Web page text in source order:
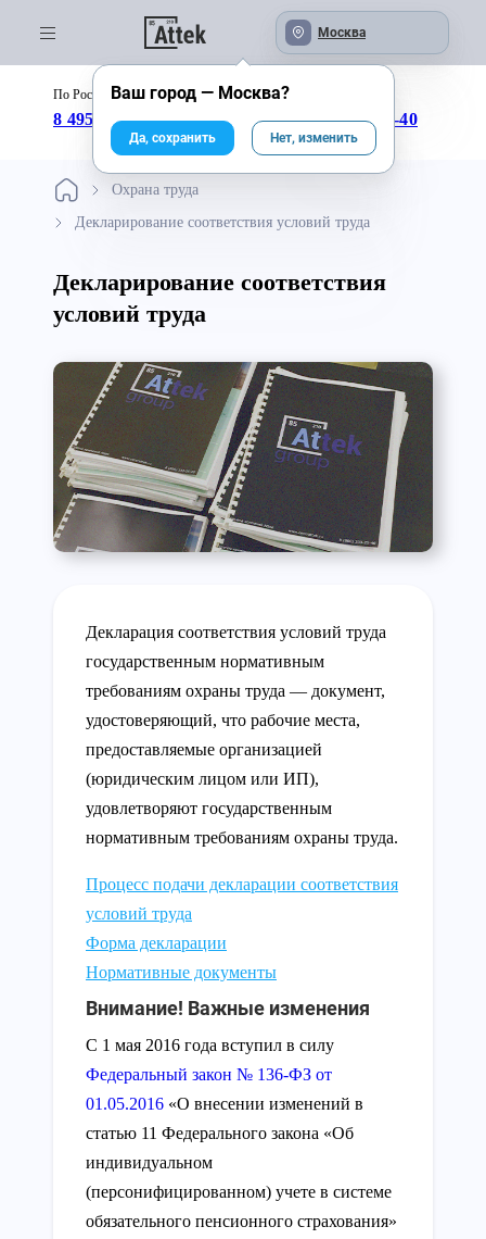
Москва
По России бесплатно:
8 495 246-04-43 8 800 333-25-40
Охрана труда
Декларирование соответствия условий труда
Декларирование соответствия
условий труда
Декларация соответствия условий труда
государственным нормативным
требованиям охраны труда — документ,
удостоверяющий, что рабочие места,
предоставляемые организацией
(юридическим лицом или ИП),
удовлетворяют государственным
нормативным требованиям охраны труда.
Процесс подачи декларации соответствия
условий труда
Форма декларации
Нормативные документы
Внимание! Важные изменения
С 1 мая 2016 года вступил в силу
Федеральный закон № 136-ФЗ от
01.05.2016 «О внесении изменений в
статью 11 Федерального закона «Об
индивидуальном
(персонифицированном) учете в системе
обязательного пенсионного страхования»
Ваш город — Москва?
Да, сохранить Нет, изменить